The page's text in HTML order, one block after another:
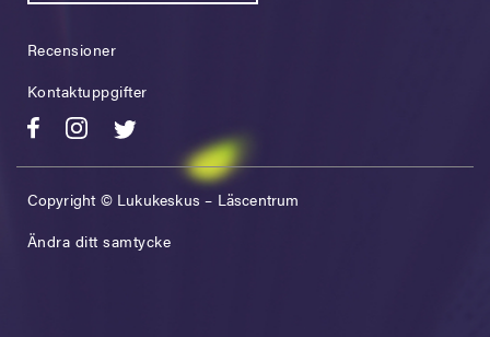
Recensioner
Kontaktuppgifter
Copyright © Lukukeskus – Läscentrum
Ändra ditt samtycke